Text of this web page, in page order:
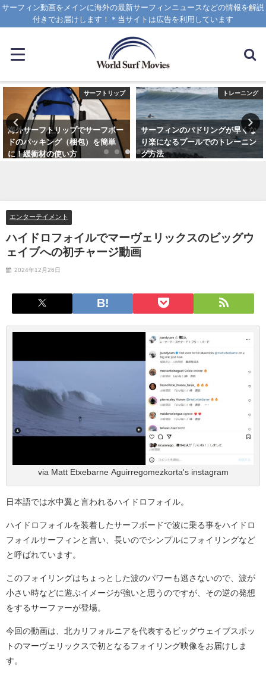
サーフィン動画をメインに海外の最新サーフィンニュースなどの情報を解説
付きでお届けします！＊当サイトは広告を利用しています
サーフトリップ
海外サーフトリップでサーフボー
ドのパッキング（梱包）を簡単
に！緩衝材の使い方
トレーニング
サーフィンのパドリングが早くな
り楽になるプールでのトレーニン
グ方法
エンターテイメント
ハイドロフォイルでマーヴェリックスのビッグウ
ェイブへの初チャージ動画
2024年12月26日
via Matt Etxebarne Aguirregomezkorta's instagram
日本語では水中翼と言われるハイドロフォイル。
ハイドロフォイルを装着したサーフボードで波に乗る事をハイドロ
フォイルサーフィンと言い、長いのでシンプルにフォイリングなど
と呼ばれています。
このフォイリングはちょっとした波のパワーも逃さないので、波が
小さい時などに遊ぶイメージが強いと思うのですが、その逆の発想
をするサーファーが登場。
今回の動画は、北カリフォルニアを代表するビッグウェイブスポッ
トのマーヴェリックスで初となるフォイリング映像をお届けしま
す。